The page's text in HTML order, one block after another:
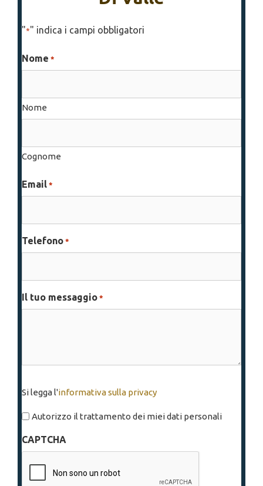
"*" indica i campi obbligatori
Nome *
Nome
Cognome
Email *
Telefono *
Il tuo messaggio *
legga
l'informativa
privacy
Si legga l'informativa sulla privacy
Autorizzo il trattamento dei miei dati personali
CAPTCHA